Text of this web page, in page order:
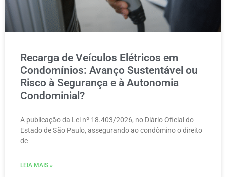
Recarga de Veículos Elétricos em
Condomínios: Avanço Sustentável ou
Risco à Segurança e à Autonomia
Condominial?
A publicação da Lei nº 18.403/2026, no Diário Oficial do
Estado de São Paulo, assegurando ao condômino o direito
de
LEIA MAIS »